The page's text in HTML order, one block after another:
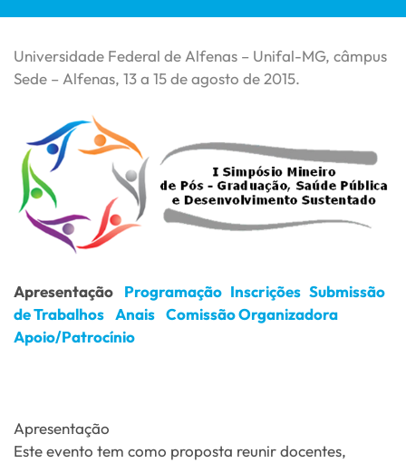
Universidade Federal de Alfenas – Unifal-MG, câmpus
Sede – Alfenas, 13 a 15 de agosto de 2015.
Apresentação Programação Inscrições Submissão
de Trabalhos Anais Comissão Organizadora
Apoio/Patrocínio
Apresentação
Este evento tem como proposta reunir docentes,